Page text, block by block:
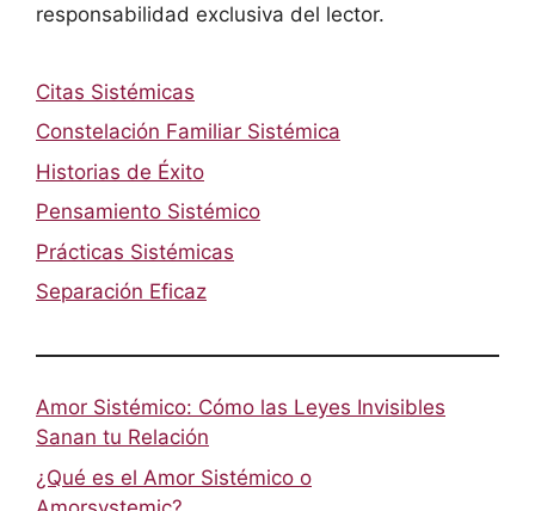
responsabilidad exclusiva del lector.
Citas Sistémicas
Constelación Familiar Sistémica
Historias de Éxito
Pensamiento Sistémico
Prácticas Sistémicas
Separación Eficaz
Amor Sistémico: Cómo las Leyes Invisibles
Sanan tu Relación
¿Qué es el Amor Sistémico o